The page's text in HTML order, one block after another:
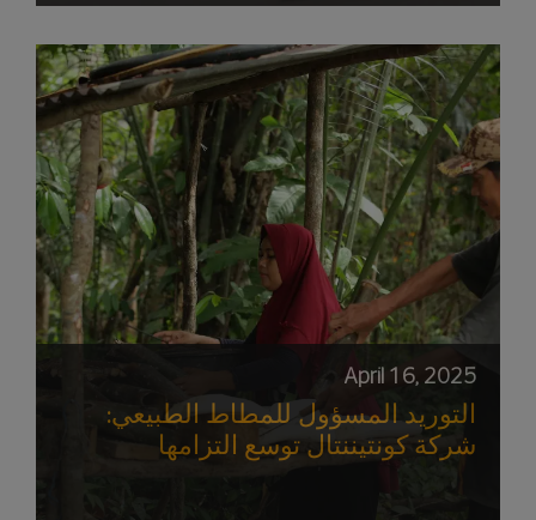
April 16, 2025
التوريد المسؤول للمطاط الطبيعي:
شركة كونتيننتال توسع التزامها